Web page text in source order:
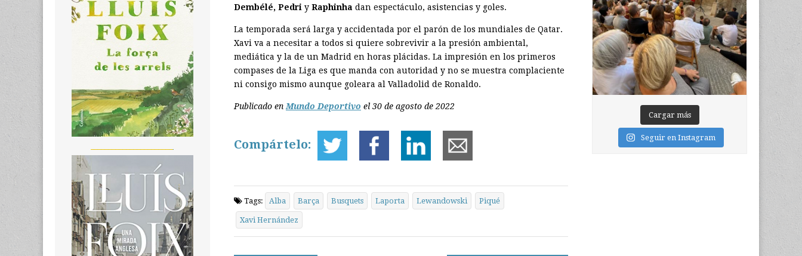
Dembélé, Pedri y Raphinha dan espectáculo, asistencias y goles.
La temporada será larga y accidentada por el parón de los mundiales de Qatar.
Xavi va a necesitar a todos si quiere sobrevivir a la presión ambiental,
mediática y la de un Madrid en horas plácidas. La impresión en los primeros
compases de la Liga es que manda con autoridad y no se muestra complaciente
ni consigo mismo aunque goleara al Valladolid de Ronaldo.
Publicado en Mundo Deportivo el 30 de agosto de 2022
Compártelo:
Tags: Alba Barça Busquets Laporta Lewandowski Piqué
Xavi Hernández
Cargar más
Seguir en Instagram